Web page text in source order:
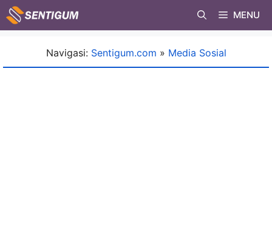
Skip
to
MENU
Navigasi: Sentigum.com » Media Sosial